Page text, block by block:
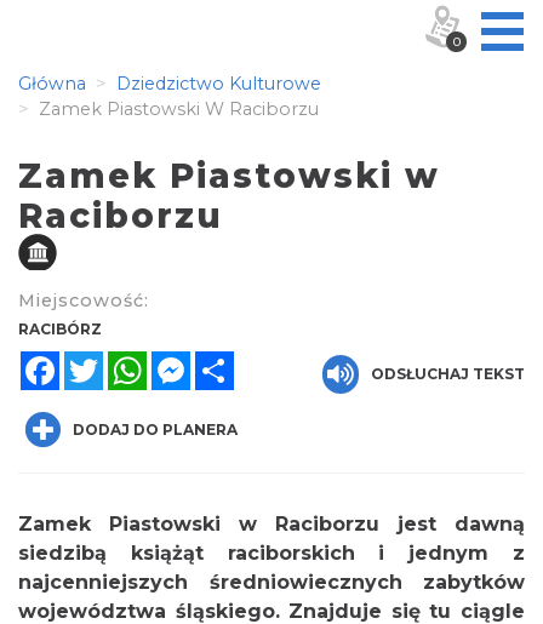
Główna
Dziedzictwo Kulturowe
Zamek Piastowski W Raciborzu
Zamek Piastowski w
Raciborzu
Miejscowość:
RACIBÓRZ
FacebookTwitterWhatsAppMessenger
ODSŁUCHAJ TEKST
DODAJ DO PLANERA
Zamek Piastowski w Raciborzu jest dawną
siedzibą książąt raciborskich i jednym z
najcenniejszych średniowiecznych zabytków
województwa śląskiego. Znajduje się tu ciągle
0